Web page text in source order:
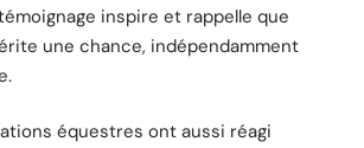
inspire et rappelle que
une chance, indépendamment
équestres ont aussi réagi